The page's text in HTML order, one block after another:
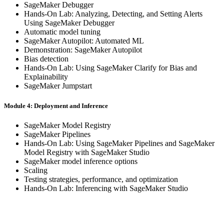
SageMaker Debugger
Hands-On Lab: Analyzing, Detecting, and Setting Alerts
Using SageMaker Debugger
Automatic model tuning
SageMaker Autopilot: Automated ML
Demonstration: SageMaker Autopilot
Bias detection
Hands-On Lab: Using SageMaker Clarify for Bias and
Explainability
SageMaker Jumpstart
Module 4: Deployment and Inference
SageMaker Model Registry
SageMaker Pipelines
Hands-On Lab: Using SageMaker Pipelines and SageMaker
Model Registry with SageMaker Studio
SageMaker model inference options
Scaling
Testing strategies, performance, and optimization
Hands-On Lab: Inferencing with SageMaker Studio